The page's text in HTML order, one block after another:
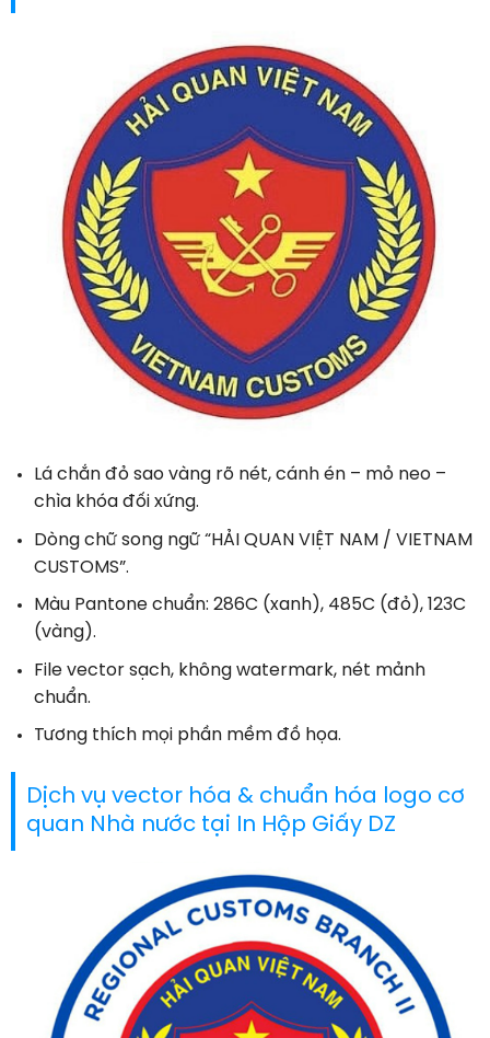
Lá chắn đỏ sao vàng rõ nét, cánh én – mỏ neo –
chìa khóa đối xứng.
Dòng chữ song ngữ “HẢI QUAN VIỆT NAM / VIETNAM
CUSTOMS”.
Màu Pantone chuẩn: 286C (xanh), 485C (đỏ), 123C
(vàng).
File vector sạch, không watermark, nét mảnh
chuẩn.
Tương thích mọi phần mềm đồ họa.
Dịch vụ vector hóa & chuẩn hóa logo cơ
quan Nhà nước tại In Hộp Giấy DZ